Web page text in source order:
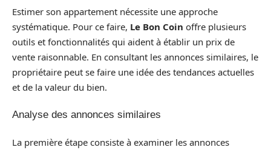
Estimer son appartement nécessite une approche
systématique. Pour ce faire, Le Bon Coin offre plusieurs
outils et fonctionnalités qui aident à établir un prix de
vente raisonnable. En consultant les annonces similaires, le
propriétaire peut se faire une idée des tendances actuelles
et de la valeur du bien.
Analyse des annonces similaires
La première étape consiste à examiner les annonces